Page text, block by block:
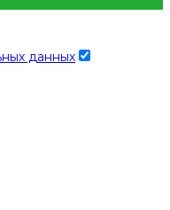
данных